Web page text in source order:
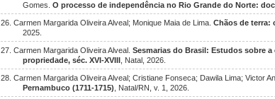
Gomes.O processo de independência no Rio Grande do Norte:
26. Carmen Margarida Oliveira Alveal; Monique Maia de Lima. Chãos de terra:
2025.
27. Carmen Margarida Oliveira Alveal. Sesmarias do Brasil: Estudos sobre
propriedade, séc. XVI-XVIII , Natal, 2026.
28. Carmen Margarida Oliveira Alveal; Cristiane Fonseca; Dawila Lima; Victor
Pernambuco (1711-1715)
, Natal/RN, v. 1, 2026.